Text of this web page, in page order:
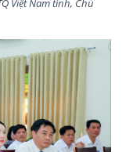
Việt Nam tỉnh, Chủ